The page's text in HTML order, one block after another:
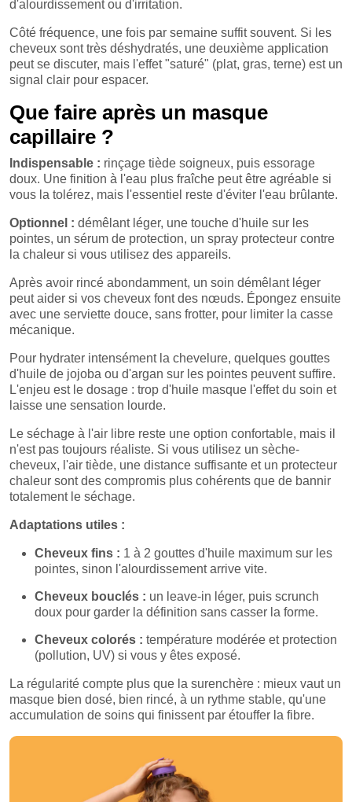
d'alourdissement ou d'irritation.
Côté fréquence, une fois par semaine suffit souvent. Si les
cheveux sont très déshydratés, une deuxième application
peut se discuter, mais l'effet "saturé" (plat, gras, terne) est un
signal clair pour espacer.
Que faire après un masque
capillaire ?
Indispensable : rinçage tiède soigneux, puis essorage
doux. Une finition à l'eau plus fraîche peut être agréable si
vous la tolérez, mais l'essentiel reste d'éviter l'eau brûlante.
Optionnel : démêlant léger, une touche d'huile sur les
pointes, un sérum de protection, un spray protecteur contre
la chaleur si vous utilisez des appareils.
Après avoir rincé abondamment, un soin démêlant léger
peut aider si vos cheveux font des nœuds. Épongez ensuite
avec une serviette douce, sans frotter, pour limiter la casse
mécanique.
Pour hydrater intensément la chevelure, quelques gouttes
d'huile de jojoba ou d'argan sur les pointes peuvent suffire.
L'enjeu est le dosage : trop d'huile masque l'effet du soin et
laisse une sensation lourde.
Le séchage à l'air libre reste une option confortable, mais il
n'est pas toujours réaliste. Si vous utilisez un sèche-
cheveux, l'air tiède, une distance suffisante et un protecteur
chaleur sont des compromis plus cohérents que de bannir
totalement le séchage.
Adaptations utiles :
Cheveux fins : 1 à 2 gouttes d'huile maximum sur les
pointes, sinon l'alourdissement arrive vite.
Cheveux bouclés : un leave-in léger, puis scrunch
doux pour garder la définition sans casser la forme.
Cheveux colorés : température modérée et protection
(pollution, UV) si vous y êtes exposé.
La régularité compte plus que la surenchère : mieux vaut un
masque bien dosé, bien rincé, à un rythme stable, qu'une
accumulation de soins qui finissent par étouffer la fibre.